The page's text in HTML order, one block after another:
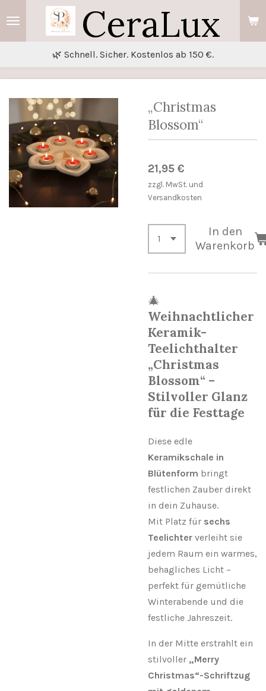
Hauptinhalt
CeraLux
🌿 Schnell. Sicher. Kostenlos ab 150 €.
„Christmas
Blossom“
21,95 €
zzgl. MwSt. und
Versandkosten
In den
Warenkorb
🎄
Weihnachtlicher
Keramik-
Teelichthalter
„Christmas
Blossom“ –
Stilvoller Glanz
für die Festtage
Diese edle
Keramikschale in
Blütenform bringt
festlichen Zauber direkt
in dein Zuhause.
Mit Platz für sechs
Teelichter verleiht sie
jedem Raum ein warmes,
behagliches Licht –
perfekt für gemütliche
Winterabende und die
festliche Jahreszeit.
In der Mitte erstrahlt ein
stilvoller „Merry
Christmas“-Schriftzug